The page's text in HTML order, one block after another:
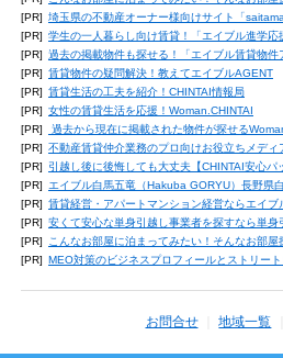
[PR] 埼玉県の不動産オーナー様向けサイト「
[PR] 学生の一人暮らし向け賃貸！「エイブル進学応
[PR] 過去の掲載物件も探せる！「エイブル賃貸物件
[PR] 賃貸物件の疑問解決！教えてエイブルAGENT
[PR] 賃貸生活の工夫を紹介！CHINTAI情報局
[PR] 女性の賃貸生活を応援！Woman.CHINTAI
[PR]
過去から現在に掲載された物件が探せる
[PR] 不動産賃貸仲介業務のプロ向けお役立ちメディ
[PR]
引越し後に後悔しても大丈夫【CHINTAI安心パ
[PR] エイブル白馬五竜（Hakuba GORYU）長野県
[PR] 賃貸経営・アパートマンション経営ならエイブ
[PR] 安くて安心な単身引越し事業者を探すなら単身
[PR]
こんなお部屋に泊まってみたい！そんなお部
[PR] MEO対策のビジネスプロフィールとストリー
お問合せ 地域一覧